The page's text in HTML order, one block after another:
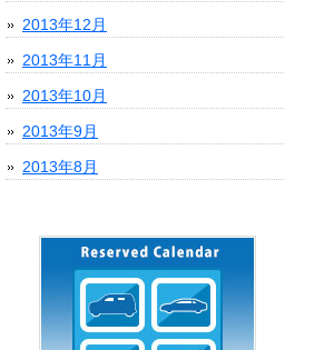
2013年12月
2013年11月
2013年10月
2013年9月
2013年8月